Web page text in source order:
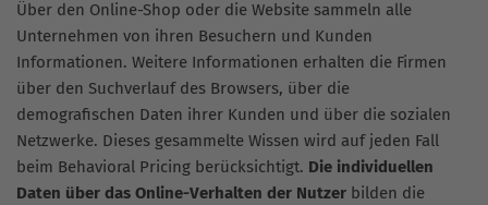
Über den Online-Shop oder die Website sammeln alle
Unternehmen von ihren Besuchern und Kunden
Informationen. Weitere Informationen erhalten die Firmen
über den Suchverlauf des Browsers, über die
demografischen Daten ihrer Kunden und über die sozialen
Netzwerke. Dieses gesammelte Wissen wird auf jeden Fall
beim Behavioral Pricing berücksichtigt. Die individuellen
Daten über das Online-Verhalten der Nutzer bilden die